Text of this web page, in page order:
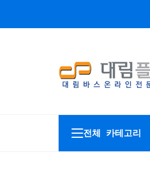
전체 카테고리